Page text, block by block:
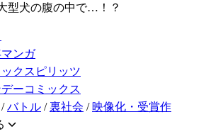
型犬の腹の中で…！？
ンガ
クスピリッツ
ーコミックス
/バトル /裏社会 / 映像化・受賞作